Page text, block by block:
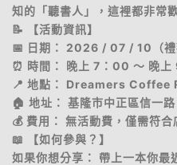
知的「聽書人」，這裡都非常
​📝 【活動資訊】
​📅 日期： 2026 / 07 / 10（禮
​⏰ 時間： 晚上 7：00 ～ 晚
​📍 地點： Dreamers Coffee
​🏠 地址： 基隆市中正區信一
​💰 費用： 無活動費，僅需符合
​📖 【如何參與？】
如果你想分享： 帶上一本你最